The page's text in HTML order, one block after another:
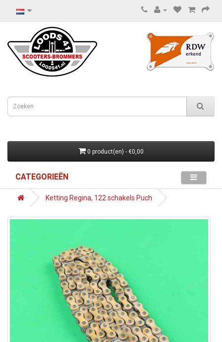
0 product(en) - €0,00
CATEGORIEËN
Ketting Regina, 122 schakels Puch